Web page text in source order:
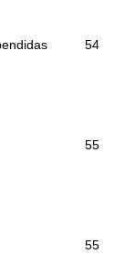
54
55
55